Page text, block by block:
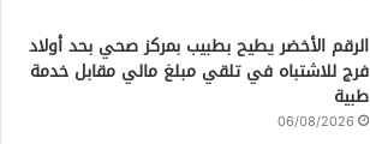
الرقم الأخضر يطيح بطبيب بمركز صحي بحد أولاد
فرج للاشتباه في تلقي مبلغ مالي مقابل خدمة
طبية
06/08/2026